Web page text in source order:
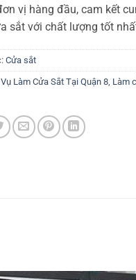
vị hàng đầu, cam kết
sắt với chất lượng tốt
Cửa sắt
Làm Cửa Sắt Tại Quận 8, Làm